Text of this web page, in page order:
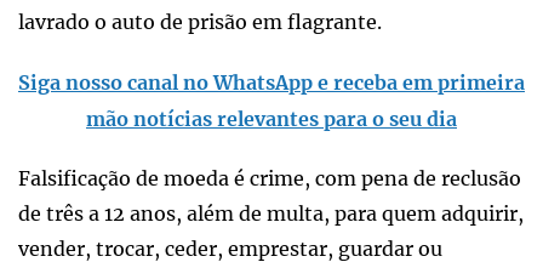
lavrado o auto de prisão em flagrante.
Siga nosso canal no WhatsApp e receba em primeira
mão notícias relevantes para o seu dia
Falsificação de moeda é crime, com pena de reclusão
de três a 12 anos, além de multa, para quem adquirir,
vender, trocar, ceder, emprestar, guardar ou